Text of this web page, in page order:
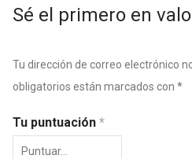
Sé el primero en
Tu dirección de correo electrónico
obligatorios están marcados con *
Tu puntuación *